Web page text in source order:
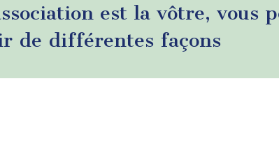
est la vôtre, vous
de différentes façons